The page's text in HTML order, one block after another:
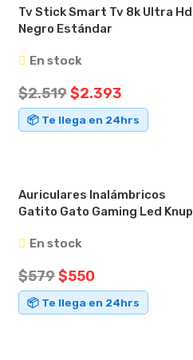
Tv Stick Smart Tv 8k Ultra Hd
Negro Estándar
En stock
$2.519$2.393
📦 Te llega en 24hrs
Auriculares Inalámbricos
Gatito Gato Gaming Led Knup
En stock
$579$550
📦 Te llega en 24hrs